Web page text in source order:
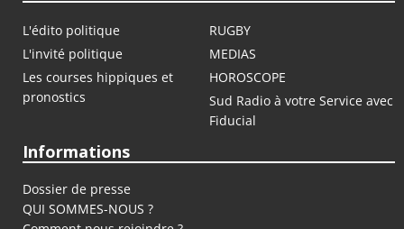
L'édito politique
RUGBY
L'invité politique
MEDIAS
Les courses hippiques et
pronostics
HOROSCOPE
Sud Radio à votre Service avec
Fiducial
Informations
Dossier de presse
QUI SOMMES-NOUS ?